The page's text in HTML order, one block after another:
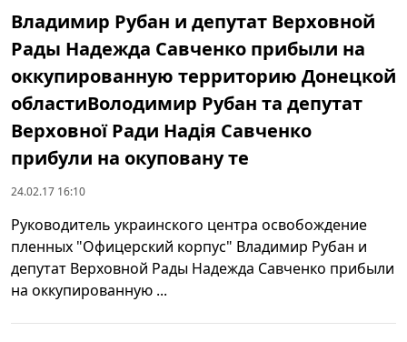
Владимир Рубан и депутат Верховной
Рады Надежда Савченко прибыли на
оккупированную территорию Донецкой
областиВолодимир Рубан та депутат
Верховної Ради Надія Савченко
прибули на окуповану те
24.02.17 16:10
Руководитель украинского центра освобождение
пленных "Офицерский корпус" Владимир Рубан и
депутат Верховной Рады Надежда Савченко прибыли
на оккупированную ...